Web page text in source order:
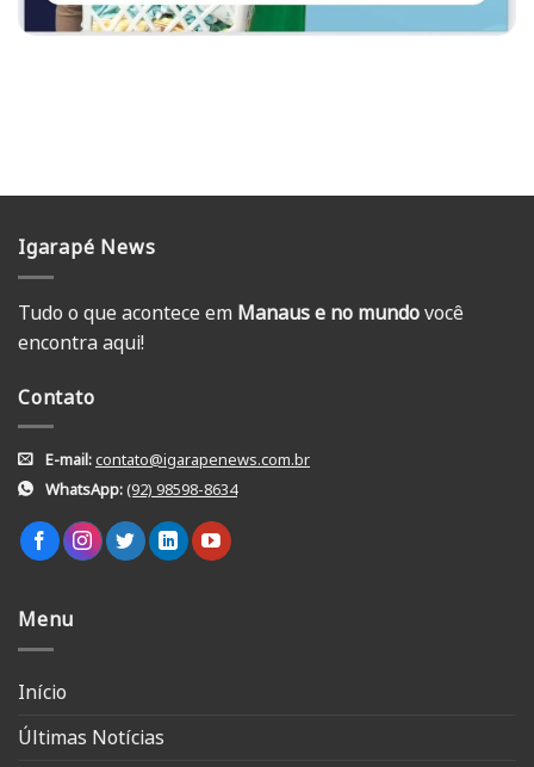
Igarapé News
Tudo o que acontece em Manaus e no mundovocê
encontra aqui!
Contato
E-mail:contato@igarapenews.com.br
WhatsApp:(92) 98598-8634
Menu
Início
Últimas Notícias